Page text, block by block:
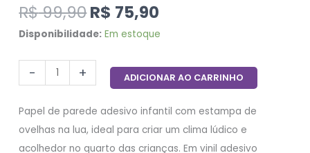
R$99,90R$ 75,90
Disponibilidade: Em estoque
- + ADICIONAR AO CARRINHO
Papel de parede adesivo infantil com estampa de
ovelhas na lua, ideal para criar um clima lúdico e
acolhedor no quarto das crianças. Em vinil adesivo